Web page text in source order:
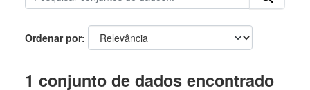
Ordenar por
1 conjunto de dados encontrado